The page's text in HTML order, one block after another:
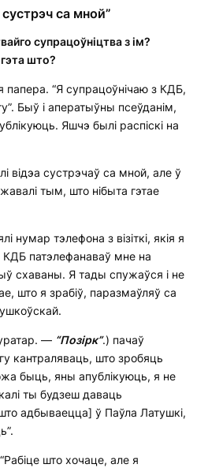
са мной”
супрацоўніцтва з ім?
што?
“Я супрацоўнічаю з КДБ,
Быў і аператыўны псеўданім,
Яшчэ былі распіскі на
відэа сустрэчаў са мной, але ў
тым, што нібыта гэтае
нумар тэлефона з візіткі, якія я
КДБ патэлефанаваў мне на
схаваны. Я тады спужаўся і не
што я зрабіў, паразмаўляў са
— “Позірк”.) пачаў
кантраляваць, што зробяць
быць, яны апублікуюць, я не
ты будзеш даваць
адбываецца] ў Паўла Латушкі,
што хочаце, але я